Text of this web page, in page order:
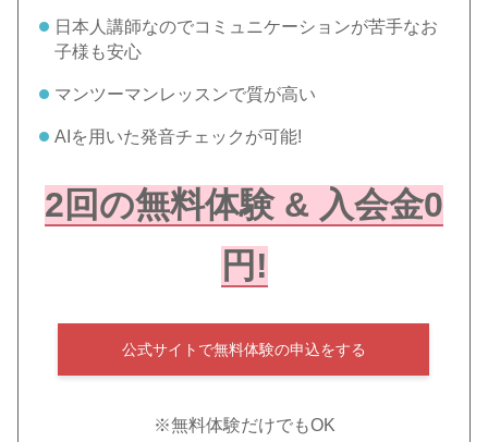
日本人講師なのでコミュニケーションが苦手なお
子様も安心
マンツーマンレッスンで質が高い
AIを用いた発音チェックが可能!
2回の無料体験 & 入会金0
円!
公式サイトで無料体験の申込をする
※無料体験だけでもOK